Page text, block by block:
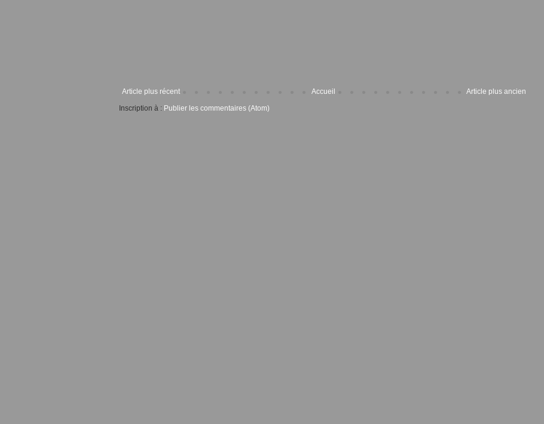
Article plus récent Article plus ancien
Accueil
Inscription à : Publier les commentaires (Atom)